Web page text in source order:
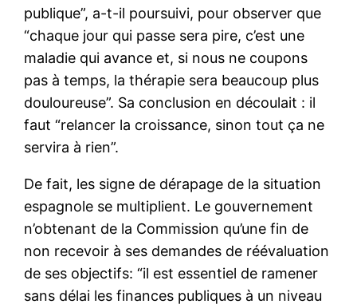
publique”, a-t-il poursuivi, pour observer que
“chaque jour qui passe sera pire, c’est une
maladie qui avance et, si nous ne coupons
pas à temps, la thérapie sera beaucoup plus
douloureuse”. Sa conclusion en découlait : il
faut “relancer la croissance, sinon tout ça ne
servira à rien”.
De fait, les signe de dérapage de la situation
espagnole se multiplient. Le gouvernement
n’obtenant de la Commission qu’une fin de
non recevoir à ses demandes de réévaluation
de ses objectifs: “il est essentiel de ramener
sans délai les finances publiques à un niveau